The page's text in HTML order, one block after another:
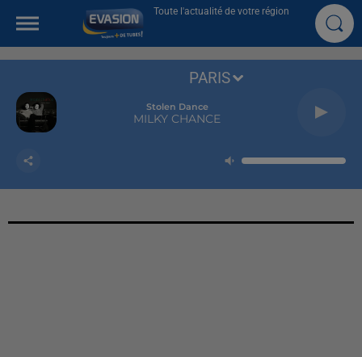
Toute l'actualité de votre région
Stolen Dance
MILKY CHANCE
PARIS